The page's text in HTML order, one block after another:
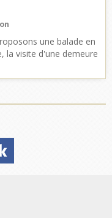
une balade en
la visite d'une demeure